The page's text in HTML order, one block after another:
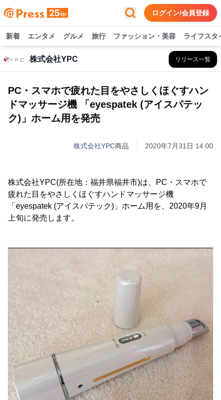
ログイン/会員登録
新着 エンタメ グルメ 旅行 ファッション・美容 ライフスタ
株式会社YPC リリース一覧
PC・スマホで疲れた目をやさしくほぐすハン
ドマッサージ機 「eyespatek (アイスパテッ
ク)」ホーム用を発売
株式会社YPC商品 2020年7月31日 14:00
株式会社YPC(所在地：福井県福井市)は、PC・スマホで
疲れた目をやさしくほぐすハンドマッサージ機
「eyespatek (アイスパテック)」ホーム用を、2020年9月
上旬に発売します。